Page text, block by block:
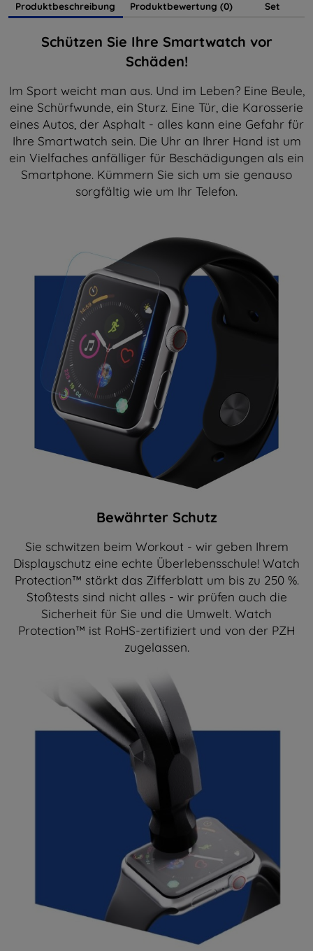
Produktbeschreibung Produktbewertung (0)
Set
Schützen Sie Ihre Smartwatch vor
Schäden!
Im Sport weicht man aus. Und im Leben? Eine Beule,
eine Schürfwunde, ein Sturz. Eine Tür, die Karosserie
eines Autos, der Asphalt - alles kann eine Gefahr für
Ihre Smartwatch sein. Die Uhr an Ihrer Hand ist um
ein Vielfaches anfälliger für Beschädigungen als ein
Smartphone. Kümmern Sie sich um sie genauso
sorgfältig wie um Ihr Telefon.
Bewährter Schutz
Sie schwitzen beim Workout - wir geben Ihrem
Displayschutz eine echte Überlebensschule! Watch
Protection™ stärkt das Zifferblatt um bis zu 250 %.
Stoßtests sind nicht alles - wir prüfen auch die
Sicherheit für Sie und die Umwelt. Watch
Protection™ ist RoHS-zertifiziert und von der PZH
zugelassen.